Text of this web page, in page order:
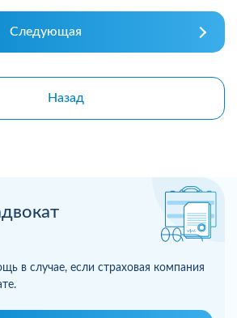
в случае, если страховая компания
Следующая
Назад